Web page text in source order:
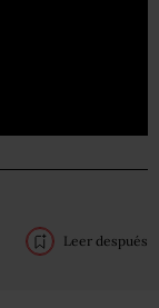
Leer después